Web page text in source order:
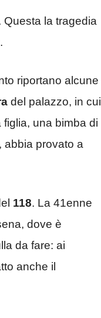
Questa la tragedia
riportano alcune
del palazzo, in cui
una bimba di
abbia provato a
118. La 41enne
dove è
da fare: ai
anche il